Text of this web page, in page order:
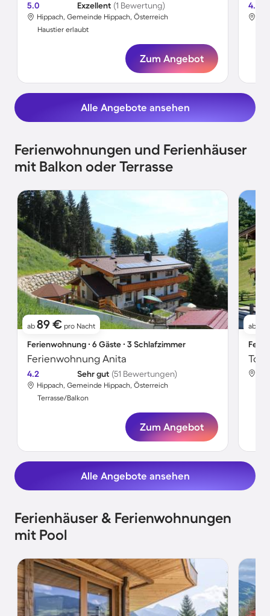
5.0 Exzellent (1 Bewertung)
Hippach, Gemeinde Hippach, Österreich
Haustier erlaubt
Zum Angebot
4.5
Alle Angebote ansehen
Ferienwohnungen und Ferienhäuser
mit Balkon oder Terrasse
ab 89 € pro Nacht
Ferienwohnung ∙ 6 Gäste ∙ 3 Schlafzimmer
Ferienwohnung Anita
4.2 Sehr gut (51 Bewertungen)
Hippach, Gemeinde Hippach, Österreich
Terrasse/Balkon
Zum Angebot
ab
Alle Angebote ansehen
Ferienhäuser & Ferienwohnungen
mit Pool